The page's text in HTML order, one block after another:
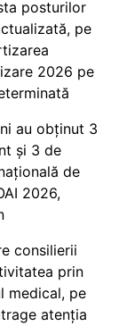
posturilor
pe
2026 pe
au obținut 3
și 3 de
de
2026,
consilierii
prin
medical, pe
atenția